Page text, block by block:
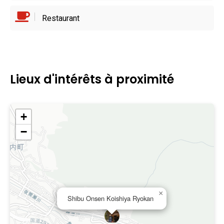
Restaurant
Lieux d'intérêts à proximité
Shibu Onsen Koishiya Ryokan
×
+
−